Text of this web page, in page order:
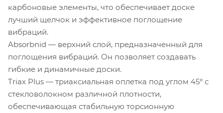
карбоновые элементы, что обеспечивает доске
лучший щелчок и эффективное поглощение
вибраций.
Absorbnid — верхний слой, предназначенный для
поглощения вибраций. Он позволяет создавать
гибкие и динамичные доски.
Triax Plus — триаксиальная оплетка под углом 45° с
стекловолокном различной плотности,
обеспечивающая стабильную торсионную